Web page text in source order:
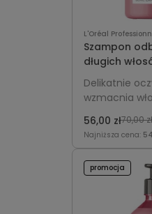
L'Oréal
Szampon
długich
L'Oréal
Longer
Delikatnie
wzmacnia
zdrowy wygląd
56,00 zł70,00 zł
Najniższa cena:
promocja